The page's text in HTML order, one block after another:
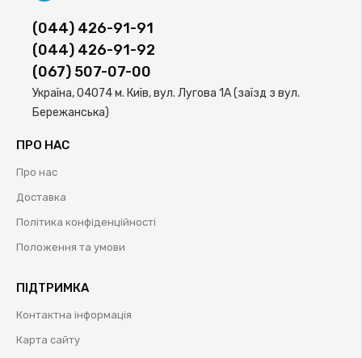
(044) 426-91-91
(044) 426-91-92
(067) 507-07-00
Україна, 04074 м. Київ, вул. Лугова 1А (заїзд з вул.
Бережанська)
ПРО НАС
Про нас
Доставка
Політика конфіденційності
Положення та умови
ПІДТРИМКА
Контактна інформація
Карта сайту